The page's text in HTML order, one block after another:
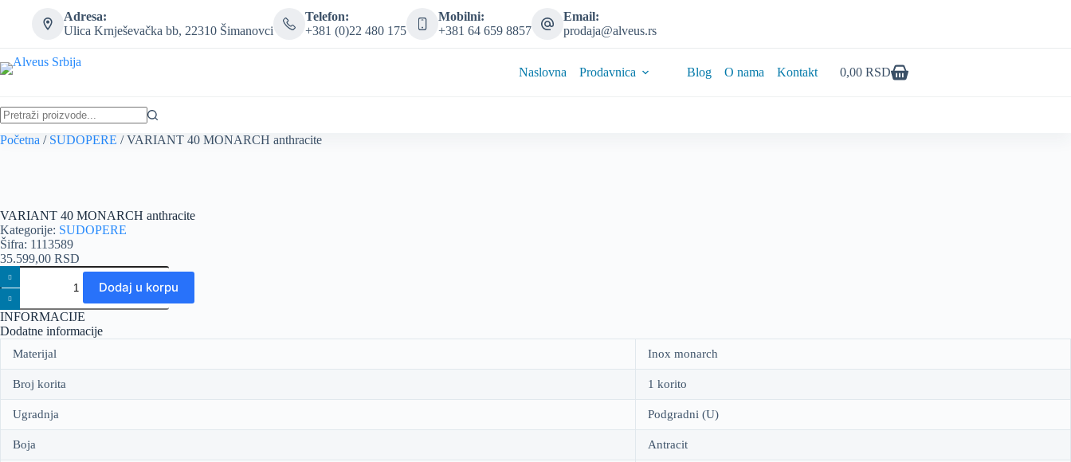
Adresa:
Ulica Krnješevačka bb, 22310 Šimanovci
Telefon:
+381 (0)22 480 175
Mobilni:
+381 64 659 8857
Email:
prodaja@alveus.rs
Naslovna Prodavnica Blog O nama Kontakt
Shopping
0,00 RSD
results
Početna / SUDOPERE / VARIANT 40 MONARCH anthracite
VARIANT 40 MONARCH anthracite
Kategorije: SUDOPERE
Šifra: 1113589
35.599,00 RSD
VARIANT
40
MONARCH
anthracite
količina
Dodaj u korpu
INFORMACIJE
Dodatne informacije
Materijal Inox monarch
Broj korita 1 korito
Ugradnja Podgradni (U)
Boja Antracit